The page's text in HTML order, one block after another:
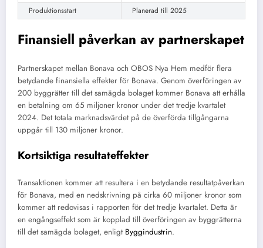
Produktionsstart
Planerad till 2025
Finansiell påverkan av partnerskapet
Partnerskapet mellan Bonava och OBOS Nya Hem medför flera
betydande finansiella effekter för Bonava. Genom överföringen av
200 byggrätter till det samägda bolaget kommer Bonava att erhålla
en betalning om 65 miljoner kronor under det tredje kvartalet
2024. Det totala marknadsvärdet på de överförda tillgångarna
uppgår till 130 miljoner kronor.
Kortsiktiga resultateffekter
Transaktionen kommer att resultera i en betydande resultatpåverkan
för Bonava, med en nedskrivning på cirka 60 miljoner kronor som
kommer att redovisas i rapporten för det tredje kvartalet. Detta är
en engångseffekt som är kopplad till överföringen av byggrätterna
till det samägda bolaget, enligt Byggindustrin.